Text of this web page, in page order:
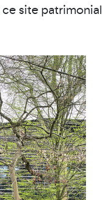
site patrimonial